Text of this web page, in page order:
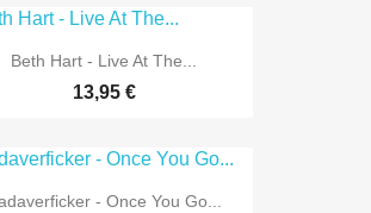
Beth Hart - Live At The...
13,95 €
- Once You Go...